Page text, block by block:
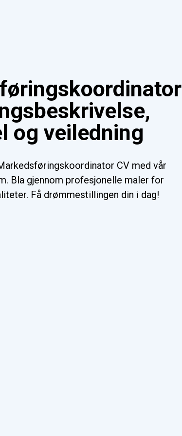
og veiledning
CV med vår
Bla gjennom profesjonelle maler for
Få drømmestillingen din i dag!